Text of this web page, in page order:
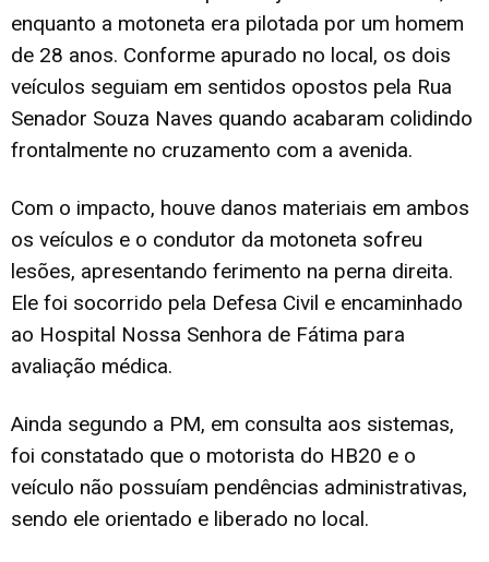
enquanto a motoneta era pilotada por um homem
de 28 anos. Conforme apurado no local, os dois
veículos seguiam em sentidos opostos pela Rua
Senador Souza Naves quando acabaram colidindo
frontalmente no cruzamento com a avenida.
Com o impacto, houve danos materiais em ambos
os veículos e o condutor da motoneta sofreu
lesões, apresentando ferimento na perna direita.
Ele foi socorrido pela Defesa Civil e encaminhado
ao Hospital Nossa Senhora de Fátima para
avaliação médica.
Ainda segundo a PM, em consulta aos sistemas,
foi constatado que o motorista do HB20 e o
veículo não possuíam pendências administrativas,
sendo ele orientado e liberado no local.